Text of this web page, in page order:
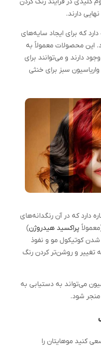
دارند.
که برای ایجاد سایه‌های
این محصولات معمولاً به
دارند و می‌توانند برای
سبز برای خنثی
دارد که در آن رنگدانه‌های
پراکسید هیدروژن)
شدن کوتیکول مو و نفوذ
تغییر و روشن‌تر کردن رنگ
می‌تواند به دستیابی به
منجر شود.
کنید موهایتان را